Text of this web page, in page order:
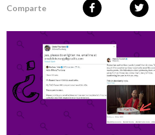
Comparte